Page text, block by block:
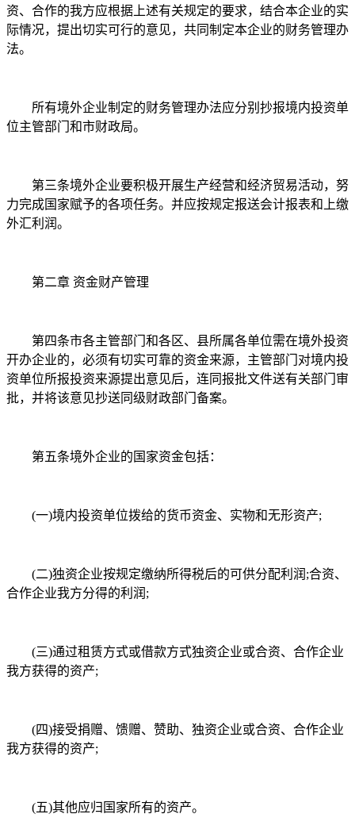
资、合作的我方应根据上述有关规定的要求，结合本企业的实
际情况，提出切实可行的意见，共同制定本企业的财务管理办
法。
所有境外企业制定的财务管理办法应分别抄报境内投资单
位主管部门和市财政局。
第三条境外企业要积极开展生产经营和经济贸易活动，努
力完成国家赋予的各项任务。并应按规定报送会计报表和上缴
外汇利润。
第二章 资金财产管理
第四条市各主管部门和各区、县所属各单位需在境外投资
开办企业的，必须有切实可靠的资金来源，主管部门对境内投
资单位所报投资来源提出意见后，连同报批文件送有关部门审
批，并将该意见抄送同级财政部门备案。
第五条境外企业的国家资金包括：
(一)境内投资单位拨给的货币资金、实物和无形资产;
(二)独资企业按规定缴纳所得税后的可供分配利润;合资、
合作企业我方分得的利润;
(三)通过租赁方式或借款方式独资企业或合资、合作企业
我方获得的资产;
(四)接受捐赠、馈赠、赞助、独资企业或合资、合作企业
我方获得的资产;
(五)其他应归国家所有的资产。